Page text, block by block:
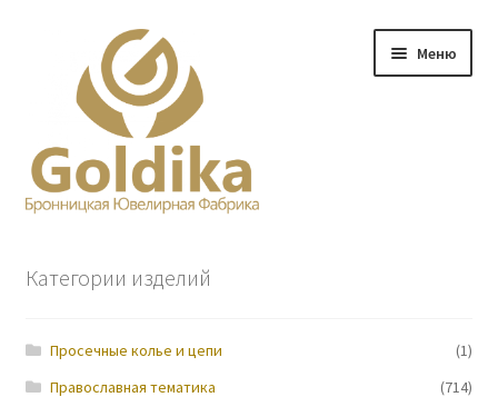
навигации
содержимому
Меню
Прайс-лист
Категории изделий
Просечные колье и цепи
(1)
Православная тематика
(714)